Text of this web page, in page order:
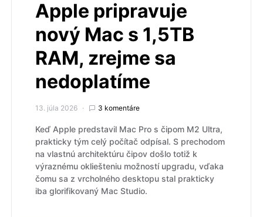
Apple pripravuje
nový Mac s 1,5TB
RAM, zrejme sa
nedoplatíme
13. júla 2026 3 komentáre
Keď Apple predstavil Mac Pro s čipom M2 Ultra,
prakticky tým celý počítač odpísal. S prechodom
na vlastnú architektúru čipov došlo totiž k
výraznému okliešteniu možností upgradu, vďaka
čomu sa z vrcholného desktopu stal prakticky
iba glorifikovaný Mac Studio.